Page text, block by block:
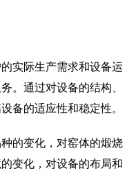
实际生产需求和设备运
。通过对设备的结构、
备的适应性和稳定性。
的变化，对窑体的煅烧
变化，对设备的布局和